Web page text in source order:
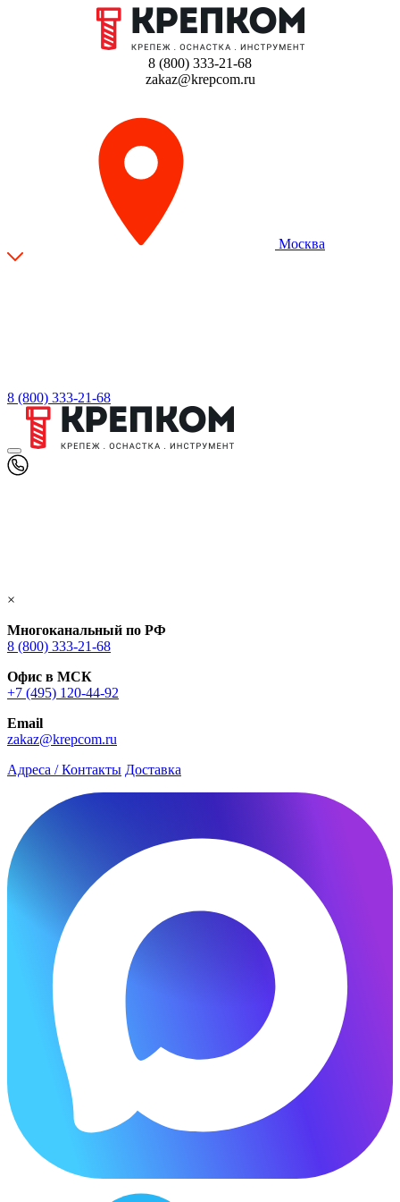
8 (800) 333-21-68
zakaz@krepcom.ru
Москва
8 (800) 333-21-68
×
Многоканальный по РФ
8 (800) 333‑21-68
Офис в МСК
+7 (495) 120-44-92
Email
zakaz@krepcom.ru
Адреса / Контакты Доставка